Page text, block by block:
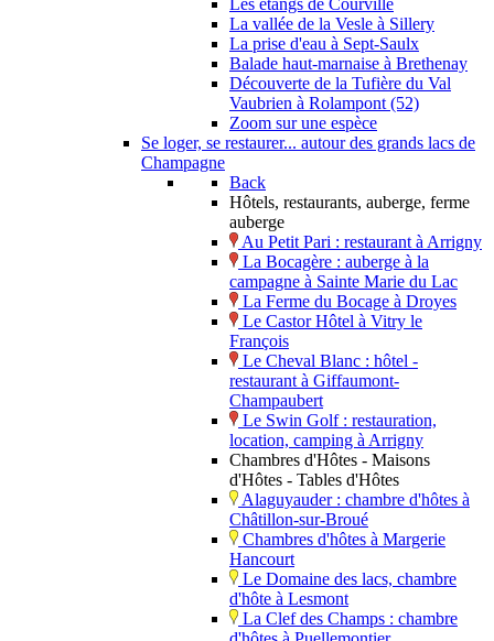
Les étangs de Courville
La vallée de la Vesle à Sillery
La prise d'eau à Sept-Saulx
Balade haut-marnaise à Brethenay
Découverte de la Tufière du Val
Vaubrien à Rolampont (52)
Zoom sur une espèce
Se loger, se restaurer... autour des grands lacs de
Champagne
Back
Hôtels, restaurants, auberge, ferme
auberge
Au Petit Pari : restaurant à Arrigny
La Bocagère : auberge à la
campagne à Sainte Marie du Lac
La Ferme du Bocage à Droyes
Le Castor Hôtel à Vitry le
François
Le Cheval Blanc : hôtel -
restaurant à Giffaumont-
Champaubert
Le Swin Golf : restauration,
location, camping à Arrigny
Chambres d'Hôtes - Maisons
d'Hôtes - Tables d'Hôtes
Alaguyauder : chambre d'hôtes à
Châtillon-sur-Broué
Chambres d'hôtes à Margerie
Hancourt
Le Domaine des lacs, chambre
d'hôte à Lesmont
La Clef des Champs : chambre